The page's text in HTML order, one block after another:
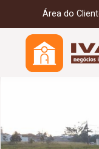
Área do